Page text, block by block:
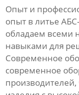
Опыт и
опыт влитье
обладаем всеми
навыками для
Современное
современное